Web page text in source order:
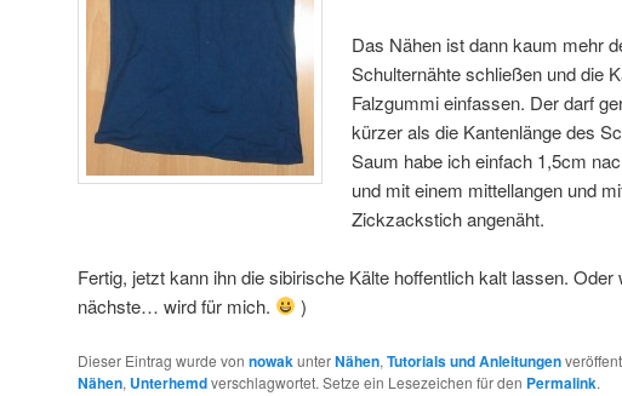
Das Nähen ist dann kaum mehr
Schulternähte schließen und die
Falzgummi einfassen. Der darf
kürzer als die Kantenlänge des
Saum habe ich einfach 1,5cm
und mit einem mittellangen und
Zickzackstich angenäht.
Fertig, jetzt kann ihn die sibirische Kälte hoffentlich kalt lassen.
nächste… wird für mich.
)
Dieser Eintrag wurde von nowakunterNähen, Tutorials und Anleitungen
Nähen, Unterhemdverschlagwortet. Setze ein Lesezeichen für den Permalink.